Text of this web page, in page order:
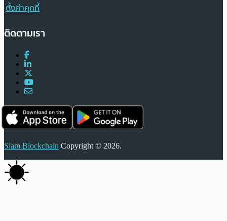
ตั้งค่าคุกกี้
ติดตามเรา
Siam Blockchain Copyright © 2026.